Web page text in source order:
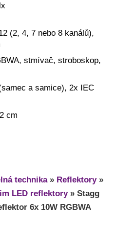
(2, 4, 7 nebo 8 kanálů),
stmívač, stroboskop,
a samice), 2x IEC
cm
technika» Reflektory»
LED reflektory» Stagg
6x 10W RGBWA